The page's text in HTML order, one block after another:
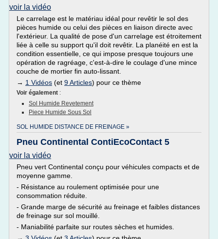
voir la vidéo
Le carrelage est le matériau idéal pour revêtir le sol des
pièces humide ou celui des pièces en liaison directe avec
l'extérieur. La qualité de pose d'un carrelage est étroitement
liée à celle su support qu'il doit revêtir. La planéité en est la
condition essentielle, ce qui impose presque toujours une
opération de ragréage, c'est-à-dire le coulage d'une mince
couche de mortier fin auto-lissant.
→ 1 Vidéos (et 9 Articles) pour ce thème
Voir également :
Sol Humide Revetement
Piece Humide Sous Sol
SOL HUMIDE DISTANCE DE FREINAGE »
Pneu Continental ContiEcoContact 5
voir la vidéo
Pneu vert Continental conçu pour véhicules compacts et de
moyenne gamme.
- Résistance au roulement optimisée pour une
consommation réduite.
- Grande marge de sécurité au freinage et faibles distances
de freinage sur sol mouillé.
- Maniabilité parfaite sur routes sèches et humides.